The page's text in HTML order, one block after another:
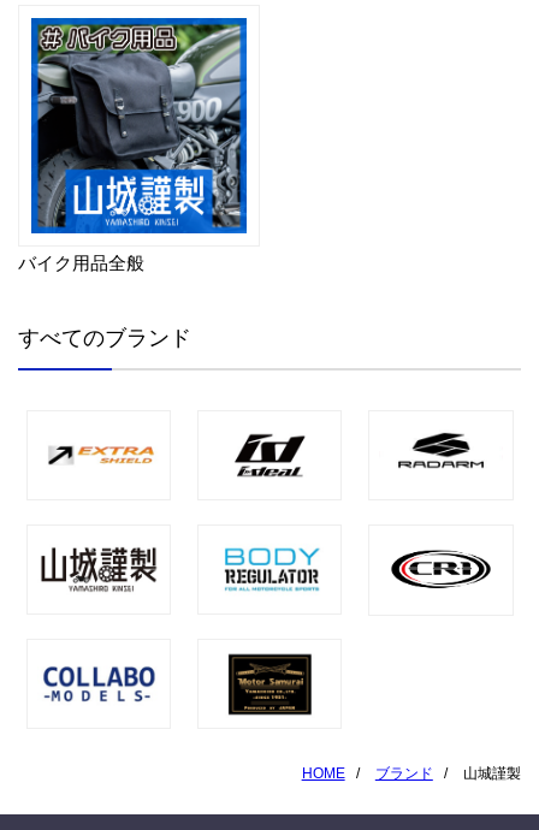
バイク用品全般
すべてのブランド
HOME ブランド 山城謹製